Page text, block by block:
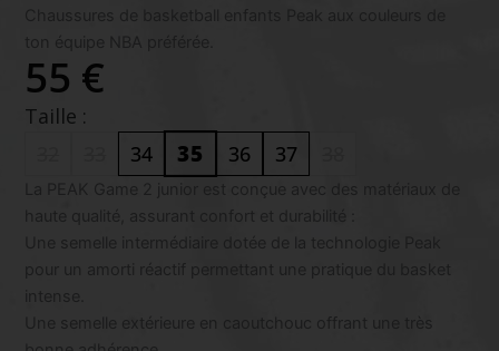
55 €
Taille :
34 35 36 37
La PEAK Game 2 junior est conçue avec des matériaux de
Une semelle intermédiaire dotée de la technologie Peak
Une semelle extérieure en caoutchouc offrant une très